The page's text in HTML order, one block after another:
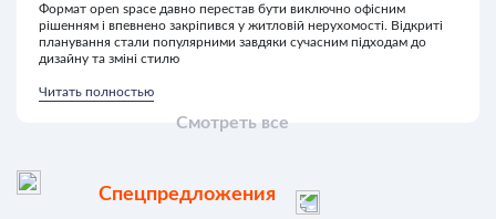
Смотреть все
Формат open space давно перестав бути виключно офісним
рішенням і впевнено закріпився у житловій нерухомості. Відкриті
планування стали популярними завдяки сучасним підходам до
дизайну та зміні стилю
Читать полностью
Спецпредложения